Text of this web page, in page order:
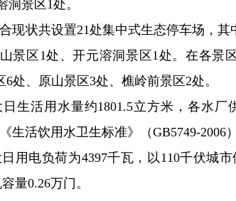
洞景区1处。
现状共设置21处集中式生态停车场，
景区1处、开元溶洞景区1处。在各景
处、原山景区3处、樵岭前景区2处。
生活用水量约1801.5立方米，各水
《生活饮用水卫生标准》（GB5749-2006
用电负荷为4397千瓦，以110千伏城
量0.26万门。